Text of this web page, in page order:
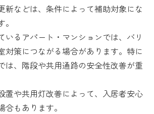
新などは、条件によって補助対象にな
いるアパート・マンションでは、バリ
対策につながる場合があります。特に
は、階段や共用通路の安全性改善が重
置や共用灯改善によって、入居者安心
もあります。